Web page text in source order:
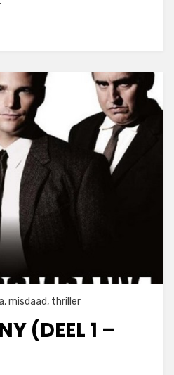
,misdaad, thriller
(DEEL 1 –